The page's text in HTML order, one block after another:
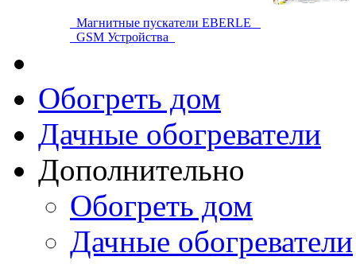
Магнитные пускатели EBERLE
GSM Устройства
Обогреть дом
Дачные обогреватели
Дополнительно
Обогреть дом
Дачные обогреватели